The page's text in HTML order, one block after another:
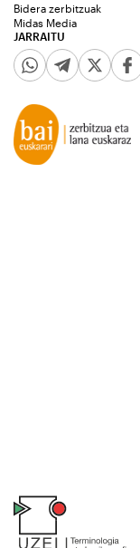
JARRAITU
Bidera zerbitzuak
Midas Media